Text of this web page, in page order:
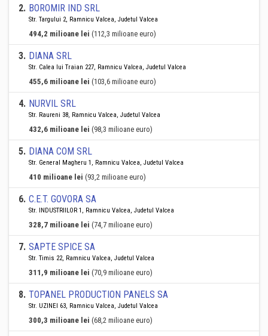
2. BOROMIR IND SRL
Str. Targului 2, Ramnicu Valcea, Judetul Valcea
494,2 milioane lei (112,3 milioane euro)
3. DIANA SRL
Str. Calea lui Traian 227, Ramnicu Valcea, Judetul Valcea
455,6 milioane lei (103,6 milioane euro)
4. NURVIL SRL
Str. Raureni 38, Ramnicu Valcea, Judetul Valcea
432,6 milioane lei (98,3 milioane euro)
5. DIANA COM SRL
Str. General Magheru 1, Ramnicu Valcea, Judetul Valcea
410 milioane lei (93,2 milioane euro)
6. C.E.T. GOVORA SA
Str. INDUSTRIILOR 1, Ramnicu Valcea, Judetul Valcea
328,7 milioane lei (74,7 milioane euro)
7. SAPTE SPICE SA
Str. Timis 22, Ramnicu Valcea, Judetul Valcea
311,9 milioane lei (70,9 milioane euro)
8. TOPANEL PRODUCTION PANELS SA
Str. UZINEI 63, Ramnicu Valcea, Judetul Valcea
300,3 milioane lei (68,2 milioane euro)